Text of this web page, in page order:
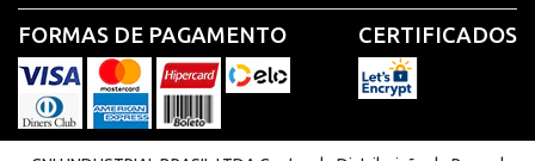
FORMAS DE PAGAMENTO CERTIFICADOS